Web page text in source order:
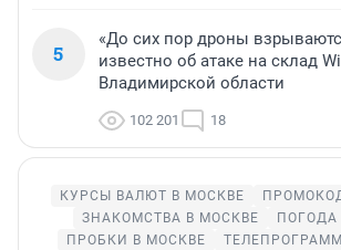
5
«До сих пор дроны
известно об атаке на склад
Владимирской области
102 201 18
КУРСЫ ВАЛЮТ В МОСКВЕ
ЗНАКОМСТВА В МОСКВЕ
ПОГОДА
ПРОБКИ В МОСКВЕ